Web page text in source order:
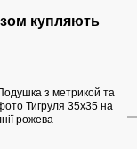
купляють